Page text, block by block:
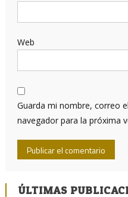
Web
Guarda mi nombre, correo
navegador para la próxima
ÚLTIMAS